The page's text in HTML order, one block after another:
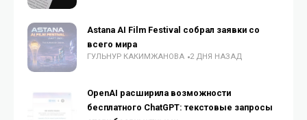
Astana AI Film Festival собрал заявки со
всего мира
ГУЛЬНУР КАКИМЖАНОВА 2 ДНЯ НАЗАД
OpenAI расширила возможности
бесплатного ChatGPT: текстовые запросы